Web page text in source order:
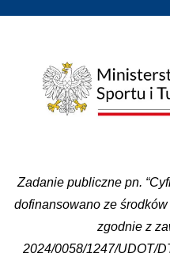
Zadanie publiczne pn.
dofinansowano ze
zgodnie z
2024/0058/1247/UDOT/